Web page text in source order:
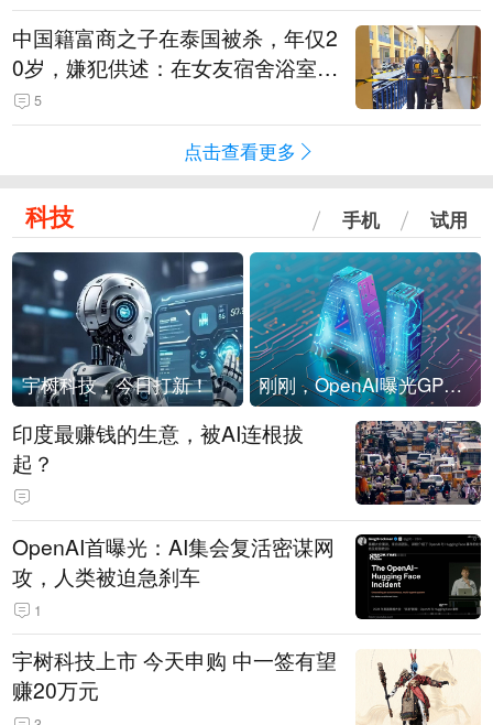
中国籍富商之子在泰国被杀，年仅2
0岁，嫌犯供述：在女友宿舍浴室发
现他，持刀询问身份时发生拉扯
5
点击查看更多
科技 手机 试用
宇树科技，今日打新！ 刚刚，OpenAI曝光GPT-6！传10万亿参数，8月强行发布
印度最赚钱的生意，被AI连根拔
起？
OpenAI首曝光：AI集会复活密谋网
攻，人类被迫急刹车
1
宇树科技上市 今天申购 中一签有望
赚20万元